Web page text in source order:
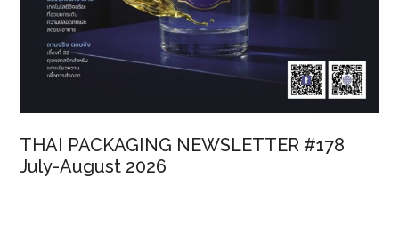
of
THAI PACKAGING NEWSLETTER #178
July-August 2026